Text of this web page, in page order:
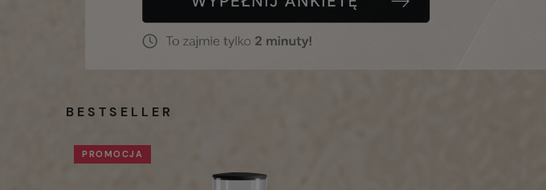
BESTSELLER